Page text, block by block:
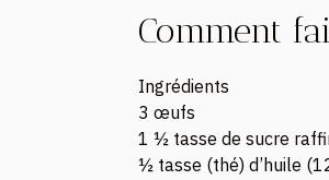
Comment
Ingrédients
3 œufs
1 ½ tasse de sucre
½ tasse (thé) d’huile